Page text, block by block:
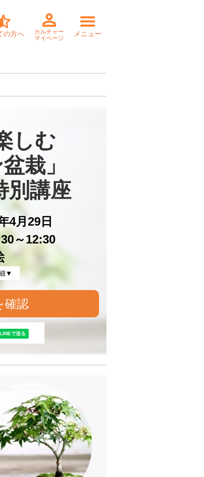
の方へ
カルチャー
マイページ
メニュー
しむ
栽」
別講座
4月29日
～12:30
▼
確認